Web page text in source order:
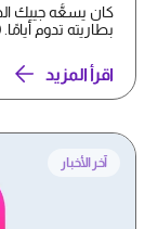
كان يسعُّه جيبك
بطاريته تدوم أيامًا. Nokia 3310 وSony Ericsson...
اقرأ المزيد
آخر الأخبار